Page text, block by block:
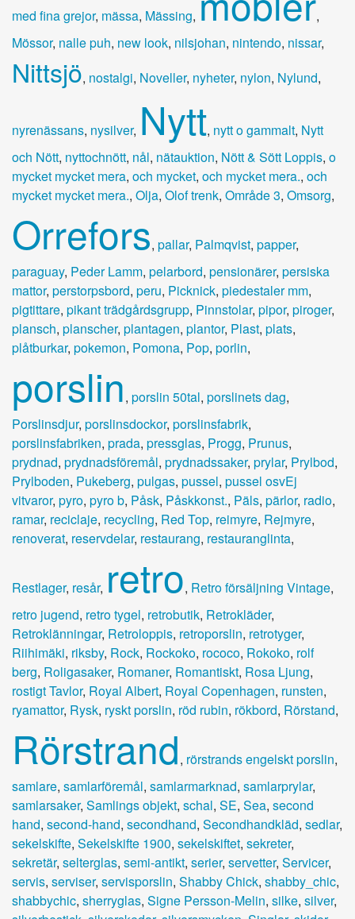
med fina grejor, mässa, Mässing,
,
Mössor, nalle puh, new look, nilsjohan, nintendo, nissar,
Nittsjö, nostalgi, Noveller, nyheter, nylon, Nylund,
nyrenässans, nysilver, Nytt, nytt o gammalt, Nytt
och Nött, nyttochnött, nål, nätauktion, Nött & Sött Loppis, o
mycket mycket mera, och mycket, och mycket mera., och
mycket mycket mera., Olja, Olof trenk, Område 3, Omsorg,
Orrefors, pallar, Palmqvist, papper,
paraguay, Peder Lamm, pelarbord, pensionärer, persiska
mattor, perstorpsbord, peru, Picknick, piedestaler mm,
pigtittare, pikant trädgårdsgrupp, Pinnstolar, pipor, piroger,
plansch, planscher, plantagen, plantor, Plast, plats,
plåtburkar, pokemon, Pomona, Pop, porlin,
porslin, porslin 50tal, porslinets dag,
Porslinsdjur, porslinsdockor, porslinsfabrik,
porslinsfabriken, prada, pressglas, Progg, Prunus,
prydnad, prydnadsföremål, prydnadssaker, prylar, Prylbod,
Prylboden, Pukeberg, pulgas, pussel, pussel osvEj
vitvaror, pyro, pyro b, Påsk, Påskkonst., Päls, pärlor, radio,
ramar, reciclaje, recycling, Red Top, reimyre, Rejmyre,
renoverat, reservdelar, restaurang, restauranglinta,
Restlager, resår, retro, Retro försäljning Vintage,
retro jugend, retro tygel, retrobutik, Retrokläder,
Retroklänningar, Retroloppis, retroporslin, retrotyger,
Riihimäki, riksby, Rock, Rockoko, rococo, Rokoko, rolf
berg, Roligasaker, Romaner, Romantiskt, Rosa Ljung,
rostigt Tavlor, Royal Albert, Royal Copenhagen, runsten,
ryamattor, Rysk, ryskt porslin, röd rubin, rökbord, Rörstand,
Rörstrand, rörstrands engelskt porslin,
samlare, samlarföremål, samlarmarknad, samlarprylar,
samlarsaker, Samlings objekt, schal, SE, Sea, second
hand, second-hand, secondhand, Secondhandkläd, sedlar,
sekelskifte, Sekelskifte 1900, sekelskiftet, sekreter,
sekretär, selterglas, semi-antikt, serier, servetter, Servicer,
servis, serviser, servisporslin, Shabby Chick, shabby_chic,
shabbychic, sherryglas, Signe Persson-Melin, silke, silver,